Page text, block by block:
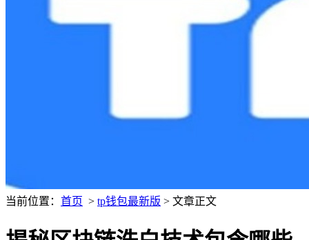
当前位置： 首页 > tp钱包最新版 > 文章正文